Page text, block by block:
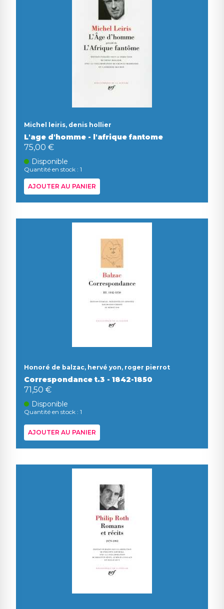
Michel leiris, denis hollier
L'age d'homme - l'afrique fantome
75,00 €
Disponible
Quantité en stock : 1
AJOUTER AU PANIER
Honoré de balzac, hervé yon, roger pierrot
Correspondance t.3 - 1842-1850
71,50 €
Disponible
Quantité en stock : 1
AJOUTER AU PANIER